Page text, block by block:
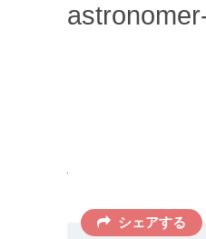
シェアする